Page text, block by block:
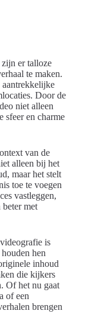
zijn er talloze
te maken.
aantrekkelijke
Door de
niet alleen
sfeer en charme
van de
alleen bij het
maar het stelt
toe te voegen
vastleggen,
beter met
is
hen
inhoud
die kijkers
Of het nu gaat
of een
brengen